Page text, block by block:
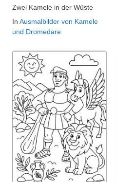
Zwei Kamele in der Wüste
In Ausmalbilder von Kamele
und Dromedare